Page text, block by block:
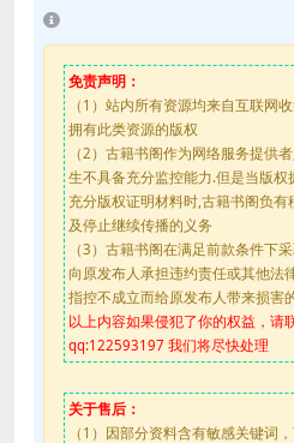
免责声明：
（1）站内所有资源均来自互联网
拥有此类资源的版权
（2）古籍书阁作为网络服务提供
生不具备充分监控能力.但是当版
充分版权证明材料时,古籍书阁负
及停止继续传播的义务
（3）古籍书阁在满足前款条件下
向原发布人承担违约责任或其他法
指控不成立而给原发布人带来损害
以上内容如果侵犯了你的权益，请
qq:122593197 我们将尽快处理
关于售后：
（1）因部分资料含有敏感关键词